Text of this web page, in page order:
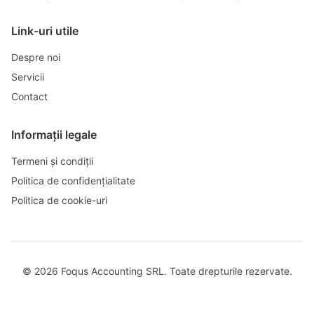
Link-uri utile
Despre noi
Servicii
Contact
Informații legale
Termeni și condiții
Politica de confidențialitate
Politica de cookie-uri
© 2026 Foqus Accounting SRL. Toate drepturile rezervate.